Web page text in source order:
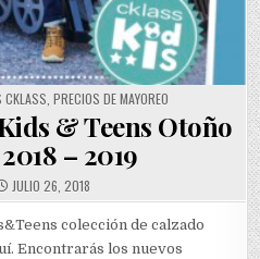
CKLASS, PRECIOS DE MAYOREO
& Teens Otoño
– 2019
JULIO 26, 2018
colección de calzado
Encontrarás los nuevos